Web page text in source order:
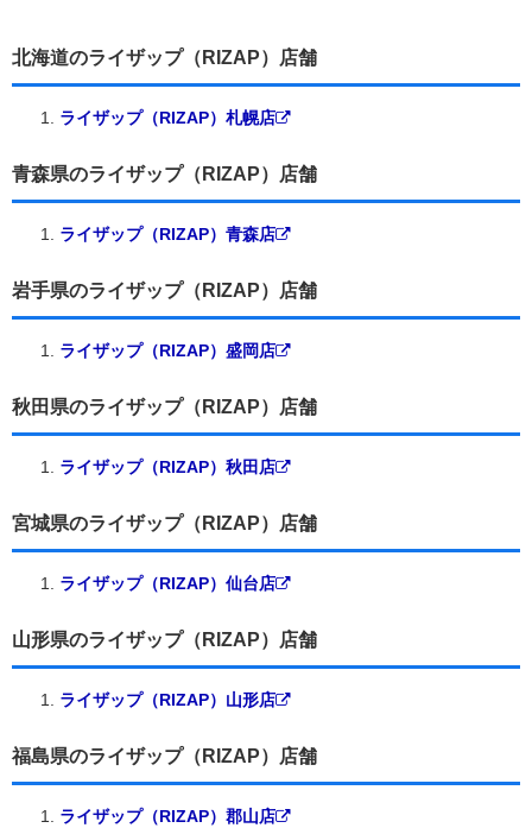
北海道のライザップ（RIZAP）店舗
ライザップ（RIZAP）札幌店
青森県のライザップ（RIZAP）店舗
ライザップ（RIZAP）青森店
岩手県のライザップ（RIZAP）店舗
ライザップ（RIZAP）盛岡店
秋田県のライザップ（RIZAP）店舗
ライザップ（RIZAP）秋田店
宮城県のライザップ（RIZAP）店舗
ライザップ（RIZAP）仙台店
山形県のライザップ（RIZAP）店舗
ライザップ（RIZAP）山形店
福島県のライザップ（RIZAP）店舗
ライザップ（RIZAP）郡山店